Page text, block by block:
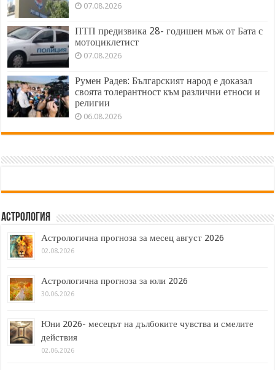
07.08.2026
ПТП предизвика 28- годишен мъж от Бата с
мотоциклетист
07.08.2026
Румен Радев: Българският народ е доказал
своята толерантност към различни етноси и
религии
06.08.2026
Астрология
Астрологична прогноза за месец август 2026
02.08.2026
Астрологична прогноза за юли 2026
30.06.2026
Юни 2026- месецът на дълбоките чувства и смелите
действия
02.06.2026